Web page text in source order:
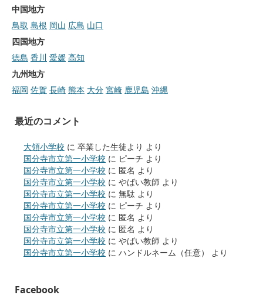
中国地方
鳥取 島根 岡山 広島 山口
四国地方
徳島 香川 愛媛 高知
九州地方
福岡 佐賀 長崎 熊本 大分 宮崎 鹿児島 沖縄
最近のコメント
大領小学校 に 卒業した生徒より より
国分寺市立第一小学校 に ピーチ より
国分寺市立第一小学校 に 匿名 より
国分寺市立第一小学校 に やばい教師 より
国分寺市立第一小学校 に 無駄 より
国分寺市立第一小学校 に ピーチ より
国分寺市立第一小学校 に 匿名 より
国分寺市立第一小学校 に 匿名 より
国分寺市立第一小学校 に やばい教師 より
国分寺市立第一小学校 に ハンドルネーム（任意） より
Facebook